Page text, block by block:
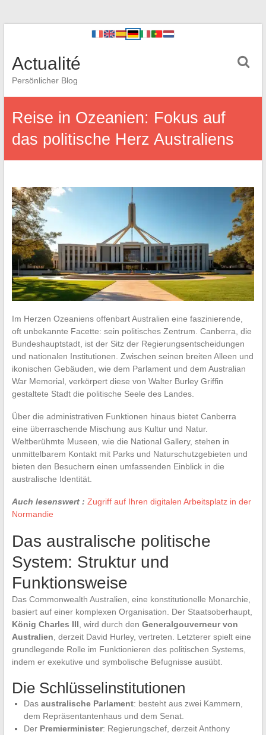
Actualité
Persönlicher Blog
Reise in Ozeanien: Fokus auf
das politische Herz Australiens
Im Herzen Ozeaniens offenbart Australien eine faszinierende,
oft unbekannte Facette: sein politisches Zentrum. Canberra, die
Bundeshauptstadt, ist der Sitz der Regierungsentscheidungen
und nationalen Institutionen. Zwischen seinen breiten Alleen und
ikonischen Gebäuden, wie dem Parlament und dem Australian
War Memorial, verkörpert diese von Walter Burley Griffin
gestaltete Stadt die politische Seele des Landes.
Über die administrativen Funktionen hinaus bietet Canberra
eine überraschende Mischung aus Kultur und Natur.
Weltberühmte Museen, wie die National Gallery, stehen in
unmittelbarem Kontakt mit Parks und Naturschutzgebieten und
bieten den Besuchern einen umfassenden Einblick in die
australische Identität.
Auch lesenswert : Zugriff auf Ihren digitalen Arbeitsplatz in der
Normandie
Das australische politische
System: Struktur und
Funktionsweise
Das Commonwealth Australien, eine konstitutionelle Monarchie,
basiert auf einer komplexen Organisation. Der Staatsoberhaupt,
König Charles III , wird durch den Generalgouverneur von
Australien , derzeit David Hurley, vertreten. Letzterer spielt eine
grundlegende Rolle im Funktionieren des politischen Systems,
indem er exekutive und symbolische Befugnisse ausübt.
Die Schlüsselinstitutionen
Das australische Parlament: besteht aus zwei Kammern,
dem Repräsentantenhaus und dem Senat.
Der Premierminister: Regierungschef, derzeit Anthony